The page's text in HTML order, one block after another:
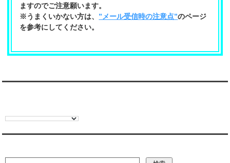
ますのでご注意願います。
※うまくいかない方は、 ”メール受信時の注意点”のページ
を参考にしてください。